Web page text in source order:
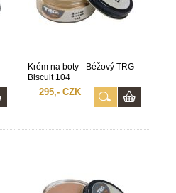
Krém na boty - Béžový TRG
Biscuit 104
295,- CZK